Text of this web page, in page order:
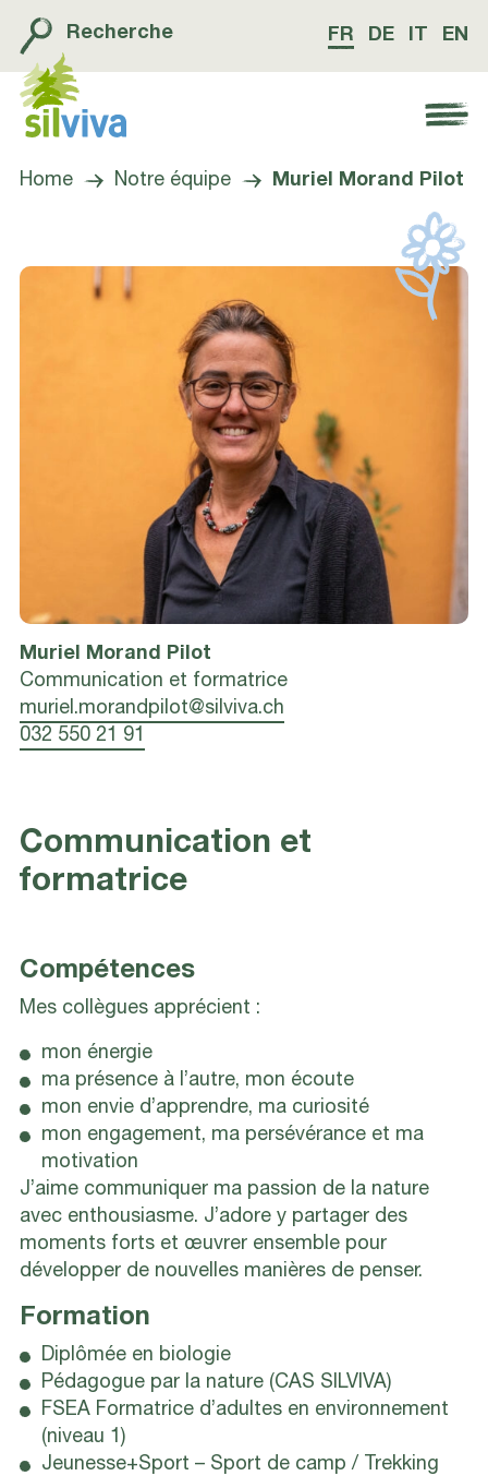
Recherche FR DE EN
Navigation öffnen bzw. schliessen
Home Notre équipe Muriel Morand Pilot
Muriel
Morand Pilot
Communication et formatrice
muriel.morandpilot@silviva.ch
032 550 21 91
Communication et
formatrice
Compétences
Mes collègues apprécient :
mon énergie
ma présence à l’autre, mon écoute
mon envie d’apprendre, ma curiosité
mon engagement, ma persévérance et ma
motivation
J’aime communiquer ma passion de la nature
avec enthousiasme. J’adore y partager des
moments forts et œuvrer ensemble pour
développer de nouvelles manières de penser.
Formation
Diplômée en biologie
Pédagogue par la nature (CAS SILVIVA)
FSEA Formatrice d’adultes en environnement
(niveau 1)
Jeunesse+Sport – Sport de camp / Trekking